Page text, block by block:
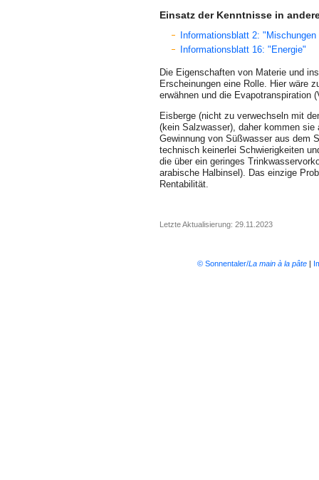
Einsatz der Kenntnisse in
Informationsblatt 2:
Informationsblatt 16: "Energie"
Die Eigenschaften von Materie und
Erscheinungen eine Rolle. Hier wäre
erwähnen und die Evapotranspiration
Eisberge (nicht zu verwechseln mit
(kein Salzwasser), daher kommen
Gewinnung von Süßwasser aus dem
technisch keinerlei Schwierigkeiten
die über ein geringes
arabische Halbinsel). Das einzige
Rentabilität.
Letzte Aktualisierung: 29.11.2023
© Sonnentaler/La main à la pâte|